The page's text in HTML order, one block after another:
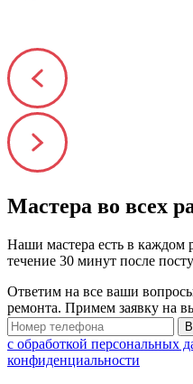
Мастера во всех
Наши мастера есть в каждом
течение 30 минут после
Ответим на все ваши
ремонта. Примем заявку на
с обработкой персональных
конфиденциальности